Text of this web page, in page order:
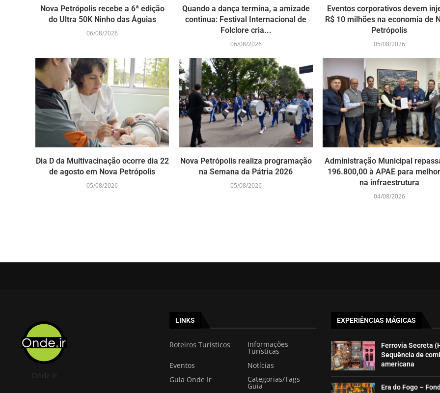
Nova Petrópolis recebe a 6ª edição
do Ultra 50K Ninho das Águias
06/08/2026
Quando a dança termina, a amizade
continua: Festival Internacional de
Folclore cria...
06/08/2026
Eventos corporativos devem
R$ 10 milhões na economia de
Petrópolis
05/08/2026
Dia D da Multivacinação ocorre dia 22
de agosto em Nova Petrópolis
05/08/2026
Nova Petrópolis realiza programação
na Semana da Pátria 2026
05/08/2026
Administração Municipal
196.800,00 à APAE para
na infraestrutura
04/08/2026
Onde Ir
LINKS
Roteiros Turísticos Informações
Turísticas
Eventos
Notícias
Guia Onde Ir
Categorias/Tags
Guia
EXPERIÊNCIAS MÁGICAS
Ferrovia Secreta
Sequência de
americana
Era do Fogo –